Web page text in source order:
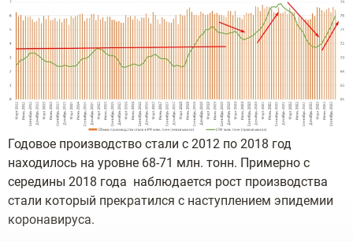
Годовое производство стали с 2012 по 2018 год
находилось на уровне 68-71 млн. тонн. Примерно с
середины 2018 года наблюдается рост производства
стали который прекратился с наступлением эпидемии
коронавируса.